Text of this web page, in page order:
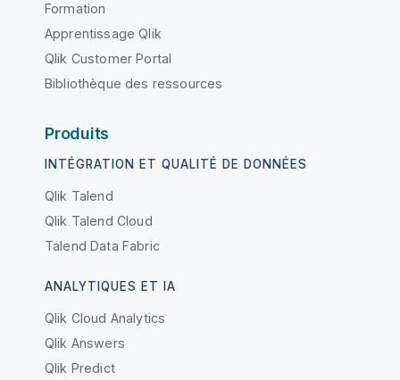
Formation
Apprentissage Qlik
Qlik Customer Portal
Bibliothèque des ressources
Produits
INTÉGRATION ET QUALITÉ DE DONNÉES
Qlik Talend
Qlik Talend Cloud
Talend Data Fabric
ANALYTIQUES ET IA
Qlik Cloud Analytics
Qlik Answers
Qlik Predict